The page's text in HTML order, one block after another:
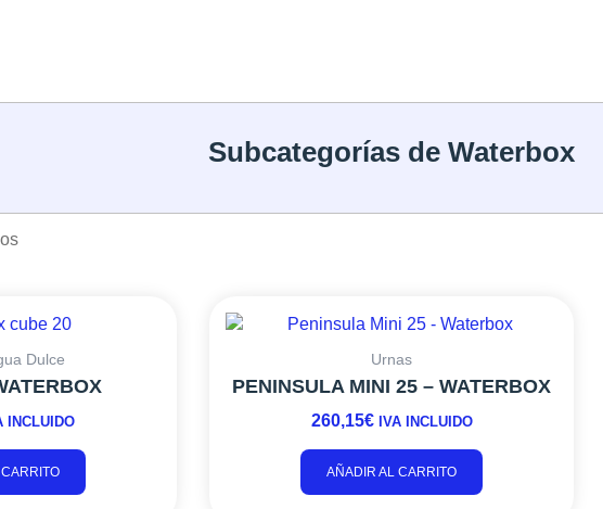
Subcategorías de Waterbox
Dulce
INCLUIDO
Urnas
PENINSULA MINI 25 – WATERBOX
260,15€ IVA INCLUIDO
AÑADIR AL CARRITO